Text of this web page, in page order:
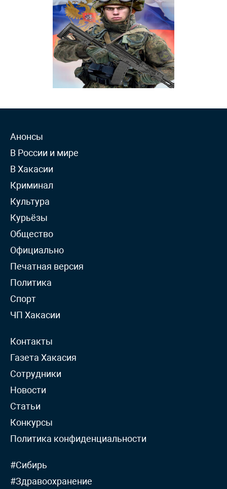
Анонсы
В России и мире
В Хакасии
Криминал
Культура
Курьёзы
Общество
Официально
Печатная версия
Политика
Спорт
ЧП Хакасии
Контакты
Газета Хакасия
Сотрудники
Новости
Статьи
Конкурсы
Политика конфиденциальности
#Сибирь
#Здравоохранение